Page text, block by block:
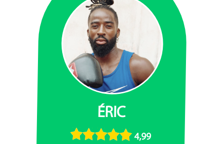
ÉRIC
4,99